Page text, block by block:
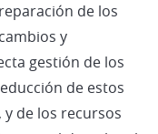
de los
y
gestión de los
de estos
de los recursos